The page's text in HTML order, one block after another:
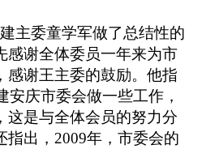
主委童学军做了总结性的
感谢全体委员一年来为市
感谢王主委的鼓励。他指
安庆市委会做一些工作，
这是与全体会员的努力分
出， 2009年，市委会的